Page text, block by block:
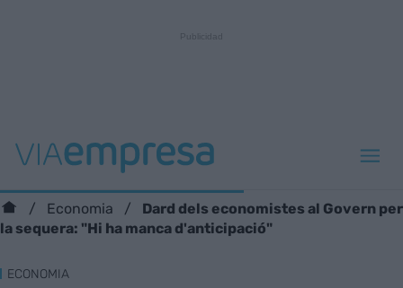
Economia
Dard dels economistes al Govern per
la sequera: "Hi ha manca d'anticipació"
ECONOMIA